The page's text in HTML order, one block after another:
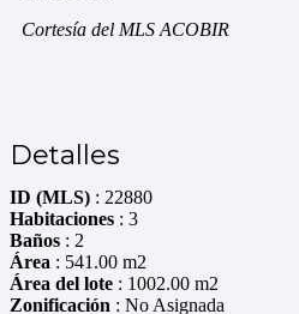
Cortesía del MLS ACOBIR
Detalles
ID (MLS) : 22880
Habitaciones : 3
Baños : 2
Área : 541.00 m2
Área del lote : 1002.00 m2
Zonificación : No Asignada